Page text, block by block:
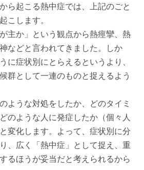
ら起こる熱中症では、上記のごと
こします。
主か」という観点から熱痙攣、熱
などと言われてきました。しか
に症状別にとらえるというより、
群として一連のものと捉えるよう
ような対処をしたか、どのタイミ
のような人に発症したか（個々人
変化します。よって、症状別に分
、広く「熱中症」として捉え、重
るほうが妥当だと考えられるから